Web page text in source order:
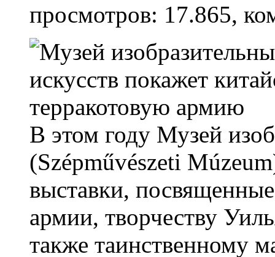
просмотров: 17.865,
В этом году Музей
(Szépművészeti
выставки,
армии, творчеству
также таинственному